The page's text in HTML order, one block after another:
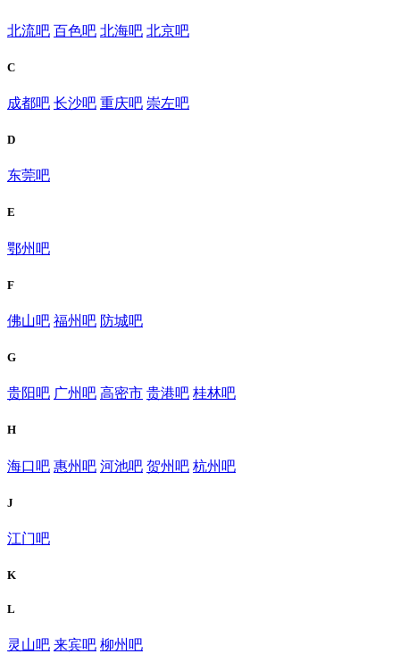
北流吧 百色吧 北海吧 北京吧
C
成都吧 长沙吧 重庆吧 崇左吧
D
东莞吧
E
鄂州吧
F
佛山吧 福州吧 防城吧
G
贵阳吧 广州吧 高密市 贵港吧 桂林吧
H
海口吧 惠州吧 河池吧 贺州吧 杭州吧
J
江门吧
K
L
灵山吧 来宾吧 柳州吧